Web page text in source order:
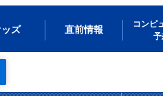
ズ 直前情報
コンピ
予